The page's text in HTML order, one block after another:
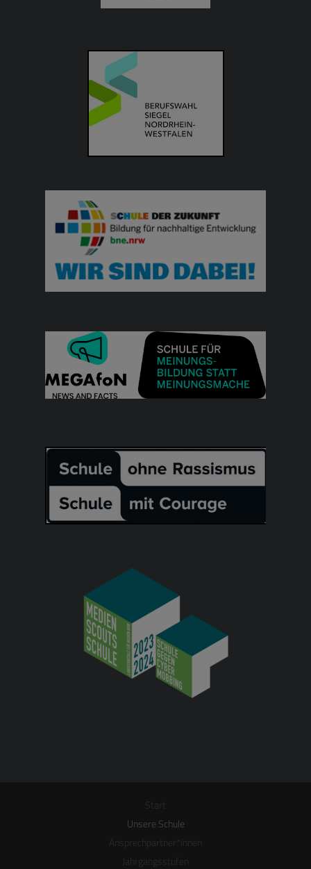
Start
Unsere Schule
Ansprechpartner*innen
Jahrgangsstufen